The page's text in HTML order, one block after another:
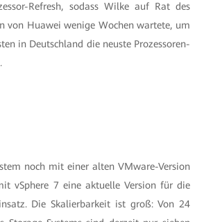
Refresh, sodass Wilke auf Rat des
von Huawei wenige Wochen wartete, um
in Deutschland die neuste Prozessoren-
noch mit einer alten VMware-Version
vSphere 7 eine aktuelle Version für die
Die Skalierbarkeit ist groß: Von 24